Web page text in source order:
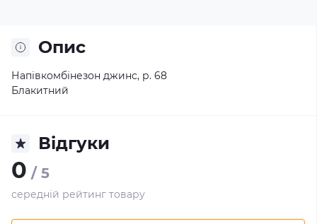
Опис
Напівкомбінезон джинс, р. 68
Блакитний
Відгуки
0 / 5
середній рейтинг товару